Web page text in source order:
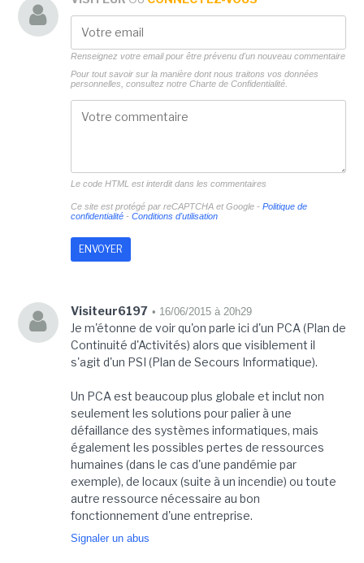
Renseignez votre email pour être prévenu d'un nouveau commentaire
Pour tout savoir sur la manière dont nous traitons vos données
personnelles, consultez notre Charte de Confidentialité.
Le code HTML est interdit dans les commentaires
Ce site est protégé par reCAPTCHA et Google - Politique de
confidentialité- Conditions d'utilisation
Visiteur6197 • 16/06/2015 à 20h29
Je m'étonne de voir qu'on parle ici d'un PCA (Plan de
Continuité d'Activités) alors que visiblement il
s'agit d'un PSI (Plan de Secours Informatique).
Un PCA est beaucoup plus globale et inclut non
seulement les solutions pour palier à une
défaillance des systèmes informatiques, mais
également les possibles pertes de ressources
humaines (dans le cas d'une pandémie par
exemple), de locaux (suite à un incendie) ou toute
autre ressource nécessaire au bon
fonctionnement d'une entreprise.
Signaler un abus